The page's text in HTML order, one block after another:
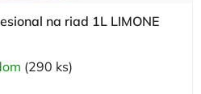
na riad 1L LIMONE
(290 ks)